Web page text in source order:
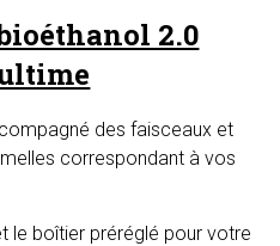
2.0
des faisceaux et
correspondant à vos
le boîtier préréglé pour votre